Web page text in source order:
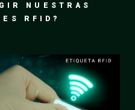
NUESTRAS
RFID?